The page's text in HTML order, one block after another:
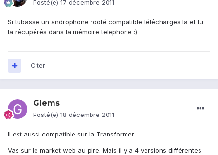
Posté(e) 17 décembre 2011
Si tubasse un androphone rooté compatible télécharges la et tu
la récupérés dans la mémoire telephone :)
Citer
Glems
Posté(e) 18 décembre 2011
Il est aussi compatible sur la Transformer.
Vas sur le market web au pire. Mais il y a 4 versions différentes